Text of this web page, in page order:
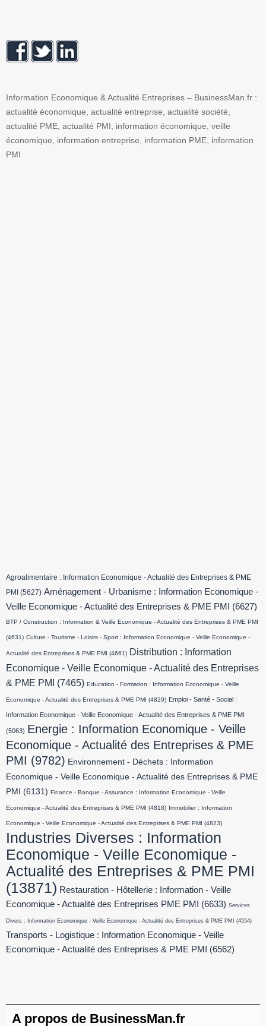
Information Economique & Actualité Entreprises – BusinessMan.fr :
actualité économique, actualité entreprise, actualité société,
actualité PME, actualité PMI, information économique, veille
économique, information entreprise, information PME, information
PMI
Agroalimentaire : Information Economique - Actualité des Entreprises & PME
PMI (5627) Aménagement - Urbanisme : Information Economique -
Veille Economique - Actualité des Entreprises & PME PMI
(6627)
BTP / Construction : Information & Veille Economique - Actualité des Entreprises & PME PMI
(4631) Culture - Tourisme - Loisirs - Sport : Information Economique - Veille Economique -
Actualité des Entreprises & PME PMI (4661) Distribution : Information
Economique - Veille Economique - Actualité des Entreprises
& PME PMI
(7465) Education - Formation : Information Economique - Veille
Economique - Actualité des Entreprises & PME PMI (4829) Emploi - Santé - Social :
Information Economique - Veille Economique - Actualité des Entreprises & PME PMI
(5063) Energie : Information Economique - Veille
Economique - Actualité des Entreprises & PME
PMI (9782) Environnement - Déchets : Information
Economique - Veille Economique - Actualité des Entreprises & PME
PMI
(6131) Finance - Banque - Assurance : Information Economique - Veille
Economique - Actualité des Entreprises & PME PMI (4818) Immobilier : Information
Economique - Veille Economique - Actualité des Entreprises & PME PMI (4823)
Industries Diverses : Information
Economique - Veille Economique -
Actualité des Entreprises & PME PMI
(13871) Restauration - Hôtellerie : Information - Veille
Economique - Actualité des Entreprises PME PMI
(6633) Services
Divers : Information Economique - Veille Economique - Actualité des Entreprises & PME PMI (4554)
Transports - Logistique : Information Economique - Veille
Economique - Actualité des Entreprises & PME PMI
(6562)
A propos de BusinessMan.fr